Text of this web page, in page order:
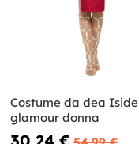
Costume da dea Iside
glamour donna